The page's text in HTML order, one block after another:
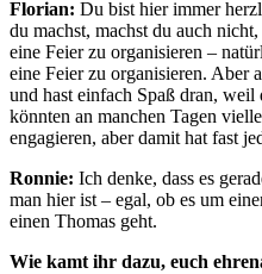
Florian: Du bist hier immer
du machst, machst du auch
eine Feier zu organisieren –
eine Feier zu organisieren. Aber
und hast einfach Spaß dran,
könnten an manchen Tagen
engagieren, aber damit hat fast
Ronnie: Ich denke, dass es
man hier ist – egal, ob es um
einen Thomas geht.
Wie kamt ihr dazu, euch